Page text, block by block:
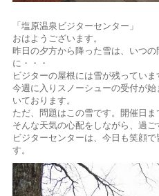
「塩原温泉ビジターセンター」
おはようございます。
昨日の夕方から降った雪は、いつ
に・・・
ビジターの屋根には雪が残っていま
今週に入りスノーシューの受付が
いております。
ただ、問題はこの雪です。開催日
そんな天気の心配をしながら、過ご
ビジターセンターは、今日も笑顔
す。